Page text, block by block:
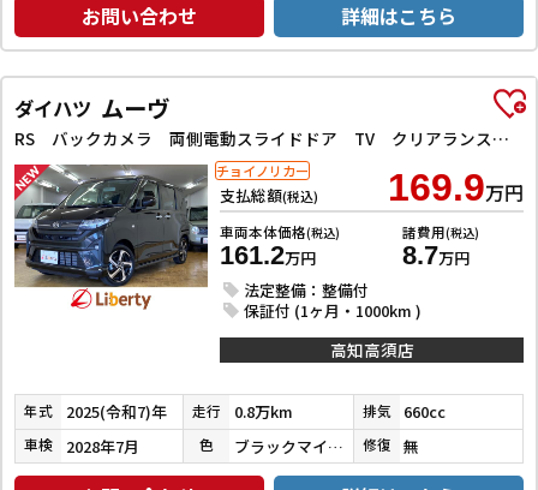
お問い合わせ 詳細はこちら
ダイハツ ムーヴ
RS バックカメラ 両側電動スライドドア TV クリアランスソナー オートクルーズコントロール 衝突被害軽減システム オートライト LEDヘッドランプ スマートキー アイドリングストップ 電動格納ミラー
支払総額(税込) 169.9万円
車両本体価格(税込)
161.2万円
諸費用(税込)
8.7万円
法定整備：整備付
保証付 (1ヶ月・1000km )
チョイノリカー
高知高須店
年式 2025(令和7)年 走行 0.8万km 排気 660cc
車検 2028年7月 色 ブラックマイカメタリック 修復 無